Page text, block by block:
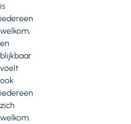
is
iedereen
welkom,
en
blijkbaar
voelt
ook
iedereen
zich
welkom.